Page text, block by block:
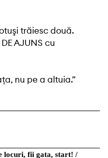
trăiesc două.
AJUNS cu
nu pe a altuia.”
locuri, fii gata, start! /